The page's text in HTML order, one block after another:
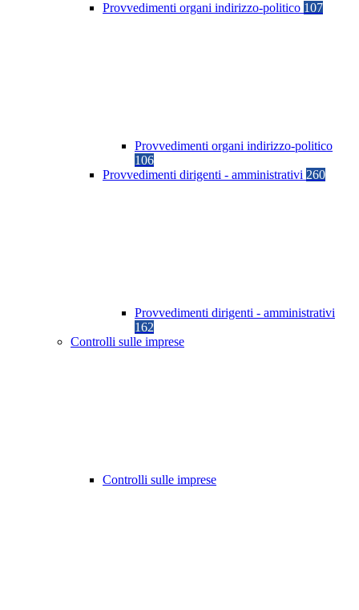
Provvedimenti organi indirizzo-politico 107
Provvedimenti organi indirizzo-politico
106
Provvedimenti dirigenti - amministrativi 260
Provvedimenti dirigenti - amministrativi
162
Controlli sulle imprese
Controlli sulle imprese